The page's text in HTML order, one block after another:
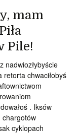
mam
Pile!
nadwiozłybyście
retorta chwaciłobyś
. Iksów
chargotów
cyklopach